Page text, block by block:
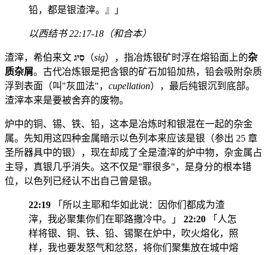
铅，都是银渣滓。』」
以西结书 22:17-18（和合本）
渣滓，希伯来文 סִיג （sig），指冶炼银矿时浮在熔铅面上的杂
质杂屑。古代冶炼银是把含银的矿石加铅加热，铅会吸附杂质
浮到表面（叫"灰皿法"， cupellation），最后纯银沉到底部。
渣滓本来是要被舍弃的废物。
炉中的铜、锡、铁、铅，这本是冶炼时和银混在一起的杂金
属。先知用这四种金属暗示以色列本来应该是银（参出 25 章
圣所器具中的银），现在却成了全是渣滓的炉中物，杂金属占
主导，真银几乎消失。这不仅是"罪很多"，是身分的根本错
位，以色列已经认不出自己曾是银。
22:19 「所以主耶和华如此说：因你们都成为渣
滓，我必聚集你们在耶路撒冷中。」 22:20 「人怎
样将银、铜、铁、铅、锡聚在炉中，吹火熔化，照
样，我也要发怒气和忿怒，将你们聚集放在城中熔